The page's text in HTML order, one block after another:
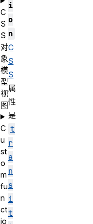
i
o
n
C
S
S
属
性
是
t
r
a
n
s
i
t
C
S
S
对
象
模
型
视
图
C
u
st
o
m
fu
n
ct
io